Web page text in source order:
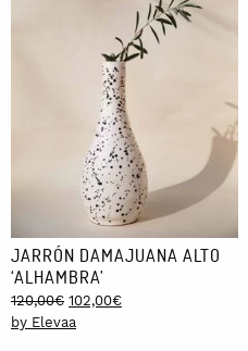
JARRÓN DAMAJUANA ALTO
‘ALHAMBRA’
120,00€ Original
price
102,00€Current
by Elevaa